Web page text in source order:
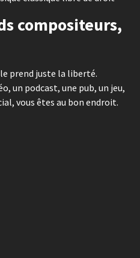
compositeurs,
prend juste la liberté.
un podcast, une pub, un jeu,
vous êtes au bon endroit.